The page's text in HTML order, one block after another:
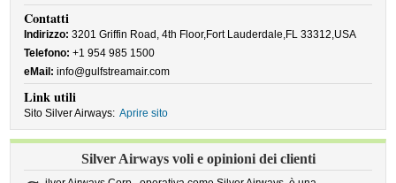
Contatti
Indirizzo: 3201 Griffin Road, 4th Floor,Fort Lauderdale,FL 33312,USA
Telefono: +1 954 985 1500
eMail: info@gulfstreamair.com
Link utili
Sito Silver Airways: Aprire sito
Silver Airways voli e opinioni dei clienti